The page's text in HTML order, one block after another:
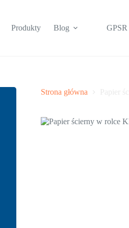
Produkty Blog GPSR
Strona główna